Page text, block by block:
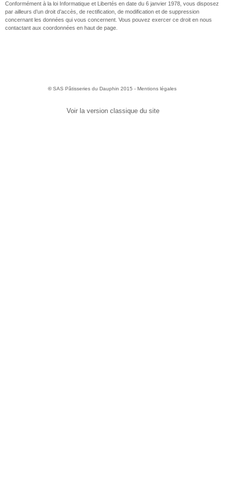
Conformément à la loi Informatique et Libertés en date du 6 janvier 1978, vous disposez
par ailleurs d’un droit d’accès, de rectification, de modification et de suppression
concernant les données qui vous concernent. Vous pouvez exercer ce droit en nous
contactant aux coordonnées en haut de page.
©SAS Pâtisseries du Dauphin 2015 - Mentions légales
Voir la version classique du site